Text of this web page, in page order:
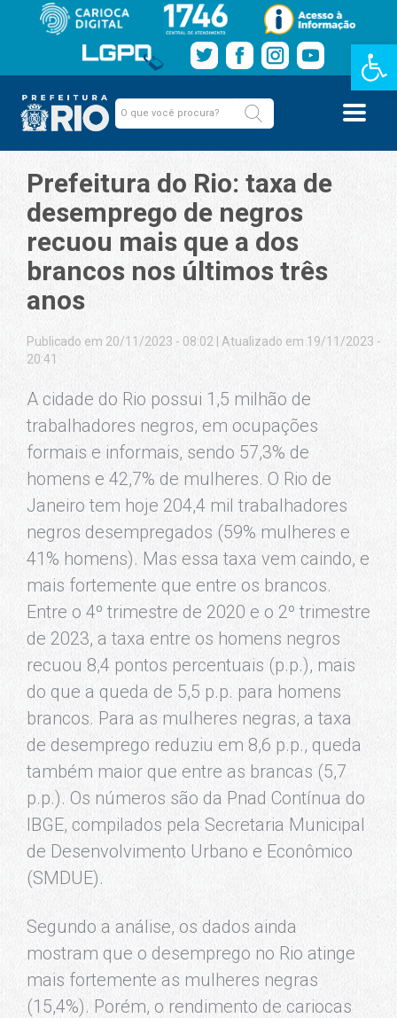
Barra de
Prefeitura do Rio: taxa de
desemprego de negros
recuou mais que a dos
brancos nos últimos três
anos
Publicado em 20/11/2023 - 08:02
Atualizado em 19/11/2023 -
20:41
A cidade do Rio possui 1,5 milhão de
trabalhadores negros, em ocupações
formais e informais, sendo 57,3% de
homens e 42,7% de mulheres. O Rio de
Janeiro tem hoje 204,4 mil trabalhadores
negros desempregados (59% mulheres e
41% homens). Mas essa taxa vem caindo, e
mais fortemente que entre os brancos.
Entre o 4º trimestre de 2020 e o 2º trimestre
de 2023, a taxa entre os homens negros
recuou 8,4 pontos percentuais (p.p.), mais
do que a queda de 5,5 p.p. para homens
brancos. Para as mulheres negras, a taxa
de desemprego reduziu em 8,6 p.p., queda
também maior que entre as brancas (5,7
p.p.). Os números são da Pnad Contínua do
IBGE, compilados pela Secretaria Municipal
de Desenvolvimento Urbano e Econômico
(SMDUE).
Segundo a análise, os dados ainda
mostram que o desemprego no Rio atinge
mais fortemente as mulheres negras
(15,4%). Porém, o rendimento de cariocas